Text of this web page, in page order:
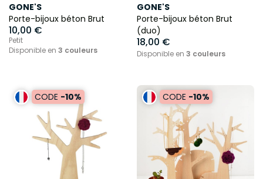
GONE'S
Porte-bijoux béton Brut
10,00 €
Petit
Disponible en 3 couleurs
GONE'S
Porte-bijoux béton Brut
(duo)
18,00 €
Disponible en 3 couleurs
CODE -10% CODE -10%